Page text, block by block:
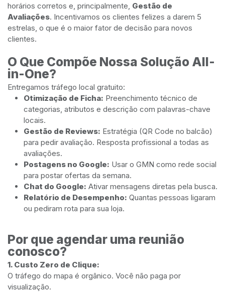
horários corretos e, principalmente, Gestão de
Avaliações. Incentivamos os clientes felizes a darem 5
estrelas, o que é o maior fator de decisão para novos
clientes.
O Que Compõe Nossa Solução All-
in-One?
Entregamos tráfego local gratuito:
Otimização de Ficha: Preenchimento técnico de
categorias, atributos e descrição com palavras-chave
locais.
Gestão de Reviews: Estratégia (QR Code no balcão)
para pedir avaliação. Resposta profissional a todas as
avaliações.
Postagens no Google: Usar o GMN como rede social
para postar ofertas da semana.
Chat do Google: Ativar mensagens diretas pela busca.
Relatório de Desempenho: Quantas pessoas ligaram
ou pediram rota para sua loja.
Por que agendar uma reunião
conosco?
1. Custo Zero de Clique:
O tráfego do mapa é orgânico. Você não paga por
visualização.